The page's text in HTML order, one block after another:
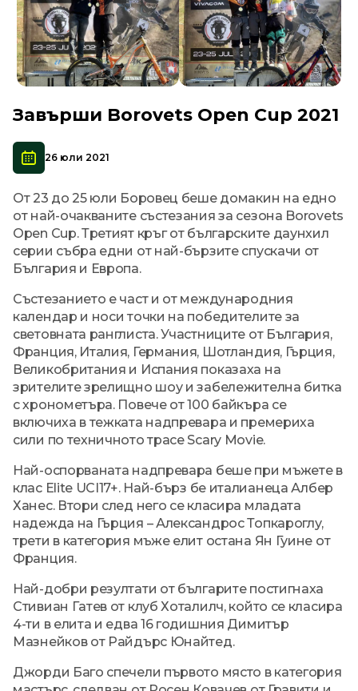
Завърши Borovets Open Cup 2021
26 юли 2021
От 23 до 25 юли Боровец беше домакин на едно
от най-очакваните състезания за сезона Borovets
Open Cup. Третият кръг от българските даунхил
серии събра едни от най-бързите спускачи от
България и Европа.
Състезанието е част и от международния
календар и носи точки на победителите за
световната ранглиста. Участниците от България,
Франция, Италия, Германия, Шотландия, Гърция,
Великобритания и Испания показаха на
зрителите зрелищно шоу и забележителна битка
с хронометъра. Повече от 100 байкъра се
включиха в тежката надпревара и премериха
сили по техничното трасе Scary Movie.
Най-оспорваната надпревара беше при мъжете в
клас Elite UCI17+. Най-бърз бе италианеца Албер
Ханес. Втори след него се класира младата
надежда на Гърция – Александрос Топкароглу,
трети в категория мъже елит остана Ян Гуине от
Франция.
Най-добри резултати от българите постигнаха
Стивиан Гатев от клуб Хоталилч, който се класира
4-ти в елита и едва 16 годишния Димитър
Мазнейков от Райдърс Юнайтед.
Джорди Баго спечели първото място в категория